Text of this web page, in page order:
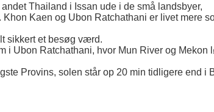
Thailand i Issan ude i de små landsbyer,
Khon Kaen og Ubon Ratchathani er livet mere
sikkert et besøg værd.
i Ubon Ratchathani, hvor Mun River og Mekon
Provins, solen står op 20 min tidligere end i